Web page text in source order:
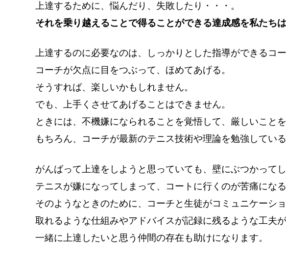
上達するために、悩んだり、失敗したり・・・。
それを乗り越えることで得ることができる達成感を私たち
上達するのに必要なのは、しっかりとした指導ができるコ
コーチが欠点に目をつぶって、ほめてあげる。
そうすれば、楽しいかもしれません。
でも、上手くさせてあげることはできません。
ときには、不機嫌になられることを覚悟して、厳しいこと
もちろん、コーチが最新のテニス技術や理論を勉強してい
がんばって上達をしようと思っていても、壁にぶつかって
テニスが嫌になってしまって、コートに行くのが苦痛にな
そのようなときのために、コーチと生徒がコミュニケーシ
取れるような仕組みやアドバイスが記録に残るような工夫が
一緒に上達したいと思う仲間の存在も助けになります。